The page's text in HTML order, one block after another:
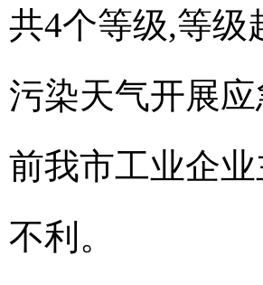
共4个等级,等级
污染天气开展
前我市工业企
不利。